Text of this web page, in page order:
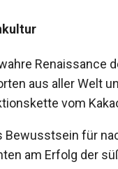
Renaissance
aus aller Welt
vom
für
am Erfolg der